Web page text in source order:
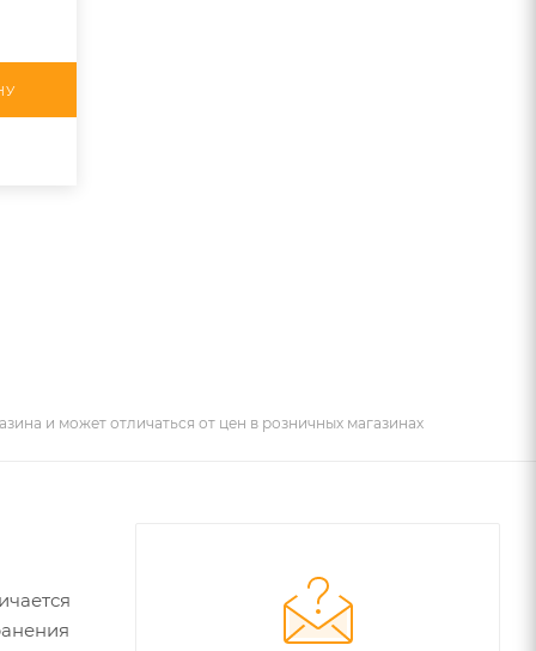
и может отличаться от цен в розничных магазинах